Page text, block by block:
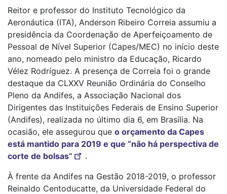
Reitor e professor do Instituto Tecnológico da
Aeronáutica (ITA), Anderson Ribeiro Correia assumiu a
presidência da Coordenação de Aperfeiçoamento de
Pessoal de Nível Superior (Capes/MEC) no início deste
ano, nomeado pelo ministro da Educação, Ricardo
Vélez Rodríguez. A presença de Correia foi o grande
destaque da CLXXV Reunião Ordinária do Conselho
Pleno da Andifes, a Associação Nacional dos
Dirigentes das Instituições Federais de Ensino Superior
(Andifes), realizada no último dia 6, em Brasília. Na
ocasião, ele assegurou que o orçamento da Capes
está mantido para 2019 e que “não há perspectiva de
corte de bolsas”
.
À frente da Andifes na Gestão 2018-2019, o professor
Reinaldo Centoducatte, da Universidade Federal do